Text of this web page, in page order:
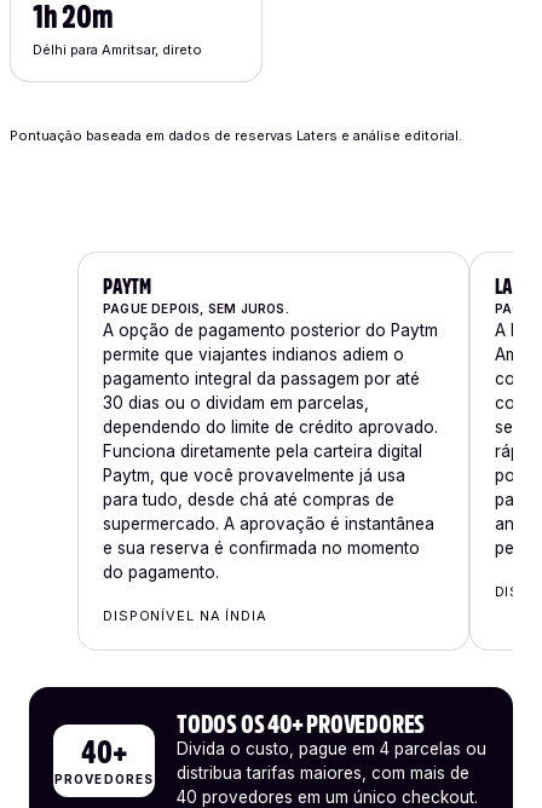
Délhi para Amritsar, direto
1h 20m
Pontuação baseada em dados de reservas Laters e análise editorial.
PAYTM
PAGUE DEPOIS, SEM JUROS.
A opção de pagamento posterior do Paytm
permite que viajantes indianos adiem o
pagamento integral da passagem por até
30 dias ou o dividam em parcelas,
dependendo do limite de crédito aprovado.
Funciona diretamente pela carteira digital
Paytm, que você provavelmente já usa
para tudo, desde chá até compras de
supermercado. A aprovação é instantânea
e sua reserva é confirmada no momento
do pagamento.
DISPONÍVEL NA ÍNDIA
A
com
para
40+
PROVEDORES
TODOS OS 40+ PROVEDORES
Divida o custo, pague em 4 parcelas ou
distribua tarifas maiores, com mais de
40 provedores em um único checkout.